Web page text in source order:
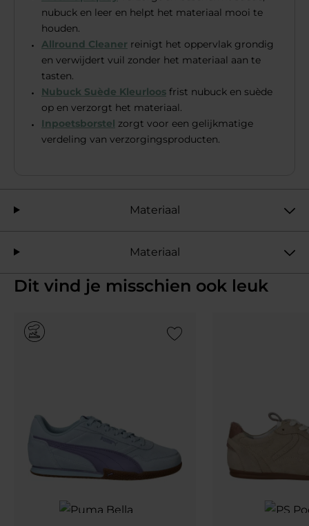
nubuck en leer en helpt het materiaal mooi te
houden.
Allround Cleaner reinigt het oppervlak grondig
en verwijdert vuil zonder het materiaal aan te
tasten.
Nubuck Suède Kleurloos frist nubuck en suède
op en verzorgt het materiaal.
Inpoetsborstel zorgt voor een gelijkmatige
verdeling van verzorgingsproducten.
Materiaal
Materiaal
Dit vind je misschien ook leuk
Add to Wishlist